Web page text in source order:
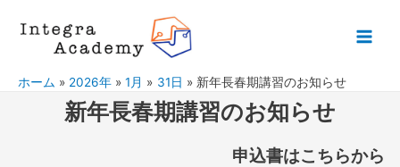
ホーム 2026年 1月 31日 新年長春期講習のお知らせ
新年長春期講習のお知らせ
申込書はこちらから